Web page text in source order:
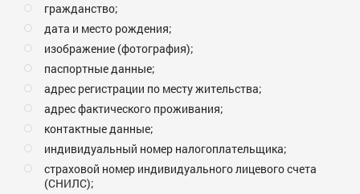
гражданство;
дата и место рождения;
изображение (фотография);
паспортные данные;
адрес регистрации по месту жительства;
адрес фактического проживания;
контактные данные;
индивидуальный номер налогоплательщика;
страховой номер индивидуального лицевого счета
(СНИЛС);